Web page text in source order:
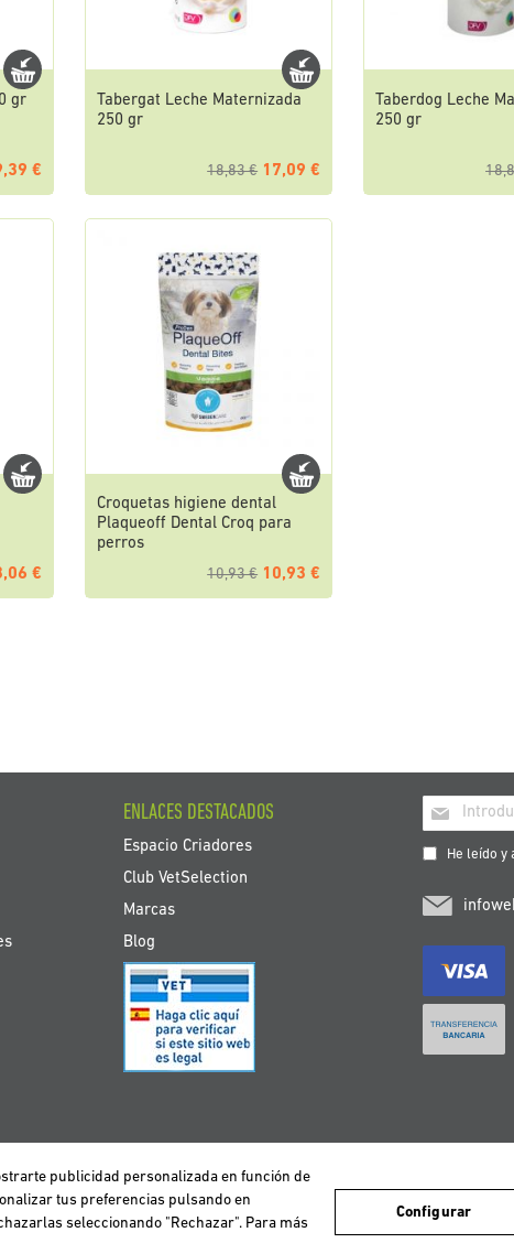
los usuarios y de este modo poder ofrecer un mejor servicio. Si continuas
gr
€
Tabergat Leche Maternizada
250 gr
18,83 € 17,09 €
Taberdog Leche
250 gr
€
Croquetas higiene dental
Plaqueoff Dental Croq para
perros
10,93 € 10,93 €
Inscríbase
a
nuestro
de
He leído y
ENLACES DESTACADOS
Espacio Criadores
Club VetSelection
Marcas
Blog
ESPAÑA FRANCE ITALIA NEDERLAND ÖSTERREICH
publicidad personalizada en función de
tus preferencias pulsando en
seleccionando "Rechazar". Para más
Configurar